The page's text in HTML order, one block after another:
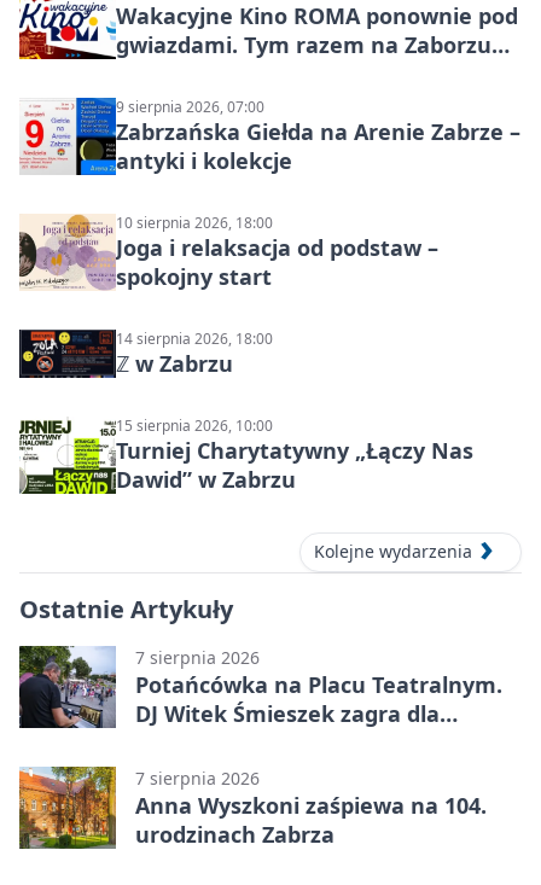
Wakacyjne Kino ROMA ponownie pod
gwiazdami. Tym razem na Zaborzu
9 sierpnia 2026, 07:00
Zabrzańska Giełda na Arenie Zabrze –
antyki i kolekcje
10 sierpnia 2026, 18:00
Joga i relaksacja od podstaw –
spokojny start
14 sierpnia 2026, 18:00
ℤ w Zabrzu
15 sierpnia 2026, 10:00
Turniej Charytatywny „Łączy Nas
Dawid” w Zabrzu
Kolejne wydarzenia
Ostatnie Artykuły
7 sierpnia 2026
Potańcówka na Placu Teatralnym.
DJ Witek Śmieszek zagra dla
7 sierpnia 2026
Anna Wyszkoni zaśpiewa na 104.
urodzinach Zabrza